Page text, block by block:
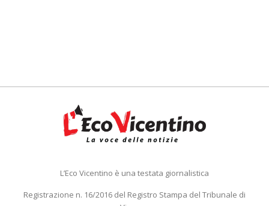
L’Eco Vicentino è una testata giornalistica
Registrazione n. 16/2016 del Registro Stampa del Tribunale di